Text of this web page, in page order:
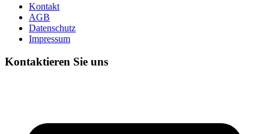
Kontakt
AGB
Datenschutz
Impressum
Kontaktieren Sie uns